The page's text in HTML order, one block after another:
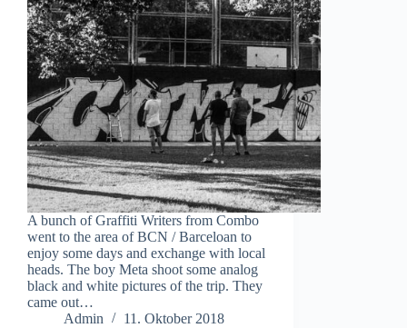
A bunch of Graffiti Writers from Combo
went to the area of BCN / Barceloan to
enjoy some days and exchange with local
heads. The boy Meta shoot some analog
black and white pictures of the trip. They
came out…
Admin
11. Oktober 2018